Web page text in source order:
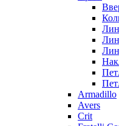
Armadillo
Avers
Crit